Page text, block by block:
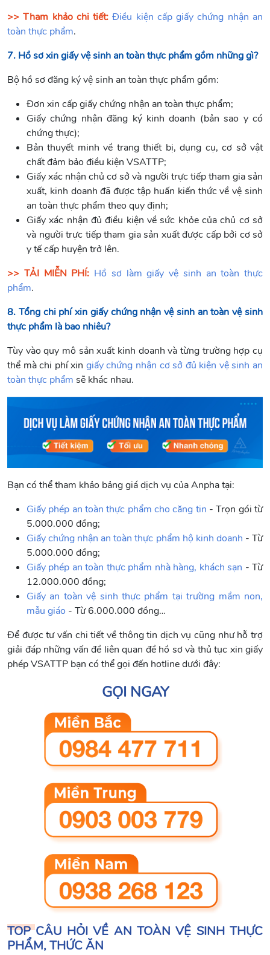
>> Tham khảo chi tiết:Điều kiện cấp giấy chứng nhận an
toàn thực phẩm.
7. Hồ sơ xin giấy vệ sinh an toàn thực phẩm gồm những gì?
Bộ hồ sơ đăng ký vệ sinh an toàn thực phẩm gồm:
Đơn xin cấp giấy chứng nhận an toàn thực phẩm;
Giấy chứng nhận đăng ký kinh doanh (bản sao y có
chứng thực);
Bản thuyết minh về trang thiết bị, dụng cụ, cơ sở vật
chất đảm bảo điều kiện VSATTP;
Giấy xác nhận chủ cơ sở và người trực tiếp tham gia sản
xuất, kinh doanh đã được tập huấn kiến thức về vệ sinh
an toàn thực phẩm theo quy định;
Giấy xác nhận đủ điều kiện về sức khỏe của chủ cơ sở
và người trực tiếp tham gia sản xuất được cấp bởi cơ sở
y tế cấp huyện trở lên.
>> TẢI MIỄN PHÍ: Hồ sơ làm giấy vệ sinh an toàn thực
phẩm.
8. Tổng chi phí xin giấy chứng nhận vệ sinh an toàn vệ sinh
thực phẩm là bao nhiêu?
Tùy vào quy mô sản xuất kinh doanh và từng trường hợp cụ
thể mà chi phí xin giấy chứng nhận cơ sở đủ kiện vệ sinh an
toàn thực phẩm sẽ khác nhau.
Bạn có thể tham khảo bảng giá dịch vụ của Anpha tại:
Giấy phép an toàn thực phẩm cho căng tin - Trọn gói từ
5.000.000 đồng;
Giấy chứng nhận an toàn thực phẩm hộ kinh doanh - Từ
5.000.000 đồng;
Giấy phép an toàn thực phẩm nhà hàng, khách sạn - Từ
12.000.000 đồng;
Giấy an toàn vệ sinh thực phẩm tại trường mầm non,
mẫu giáo - Từ 6.000.000 đồng…
Để được tư vấn chi tiết về thông tin dịch vụ cũng như hỗ trợ
giải đáp những vấn đề liên quan đề hồ sơ và thủ tục xin giấy
phép VSATTP bạn có thể gọi đến hotline dưới đây:
GỌI NGAY
TOP CÂU HỎI VỀ AN TOÀN VỆ SINH THỰC
PHẨM, THỨC ĂN